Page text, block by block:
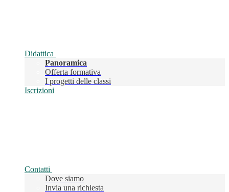
Didattica
Panoramica
Offerta formativa
I progetti delle classi
Iscrizioni
Contatti
Dove siamo
Invia una richiesta